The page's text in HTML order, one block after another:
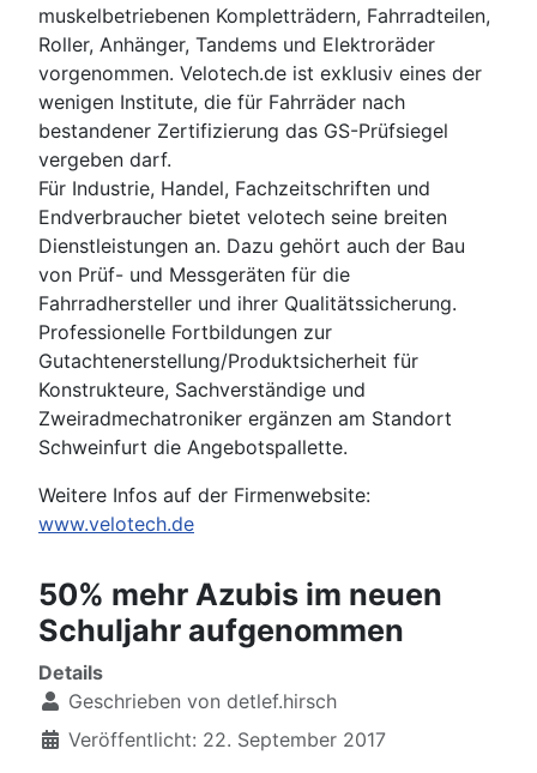
muskelbetriebenen Kompletträdern, Fahrradteilen,
Roller, Anhänger, Tandems und Elektroräder
vorgenommen. Velotech.de ist exklusiv eines der
wenigen Institute, die für Fahrräder nach
bestandener Zertifizierung das GS-Prüfsiegel
vergeben darf.
Für Industrie, Handel, Fachzeitschriften und
Endverbraucher bietet velotech seine breiten
Dienstleistungen an. Dazu gehört auch der Bau
von Prüf- und Messgeräten für die
Fahrradhersteller und ihrer Qualitätssicherung.
Professionelle Fortbildungen zur
Gutachtenerstellung/Produktsicherheit für
Konstrukteure, Sachverständige und
Zweiradmechatroniker ergänzen am Standort
Schweinfurt die Angebotspallette.
Weitere Infos auf der Firmenwebsite:
www.velotech.de
50% mehr Azubis im neuen
Schuljahr aufgenommen
Details
Geschrieben von detlef.hirsch
Veröffentlicht: 22. September 2017